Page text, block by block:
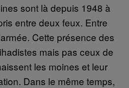
sont là depuis 1948 à
entre deux feux. Entre
Cette présence des
mais pas ceux de
les moines et leur
Dans le même temps,